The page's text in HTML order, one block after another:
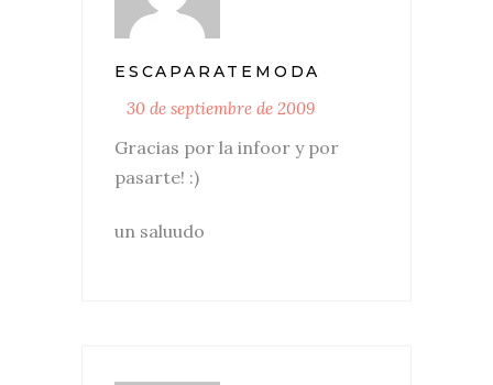
ESCAPARATEMODA
30 de septiembre de 2009
Gracias por la infoor y por
pasarte! :)
un saluudo